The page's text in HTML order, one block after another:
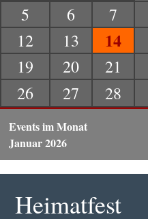
5
6 7
12
13 14
19
20 21
26
27 28
Events im Monat
Januar 2026
Heimatfest